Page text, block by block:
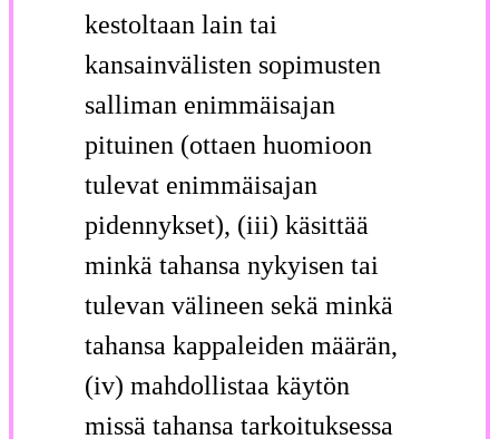
kestoltaan lain tai
kansainvälisten sopimusten
salliman enimmäisajan
pituinen (ottaen huomioon
tulevat enimmäisajan
pidennykset), (iii) käsittää
minkä tahansa nykyisen tai
tulevan välineen sekä minkä
tahansa kappaleiden määrän,
(iv) mahdollistaa käytön
missä tahansa tarkoituksessa